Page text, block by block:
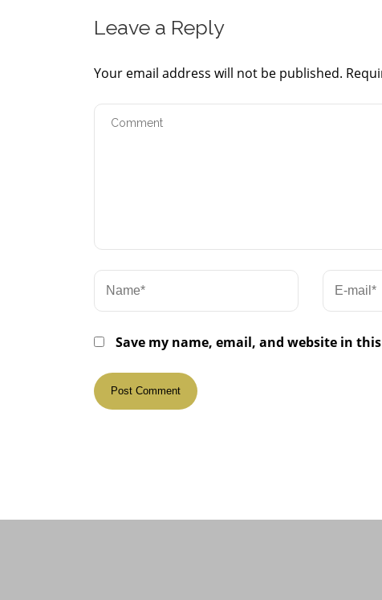
Leave a Reply
Your email address will not be published.
Save my name, email, and website in